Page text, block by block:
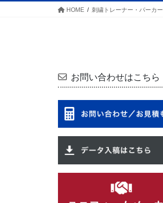
HOME 刺繍トレーナー・パーカー
お問い合わせはこちら